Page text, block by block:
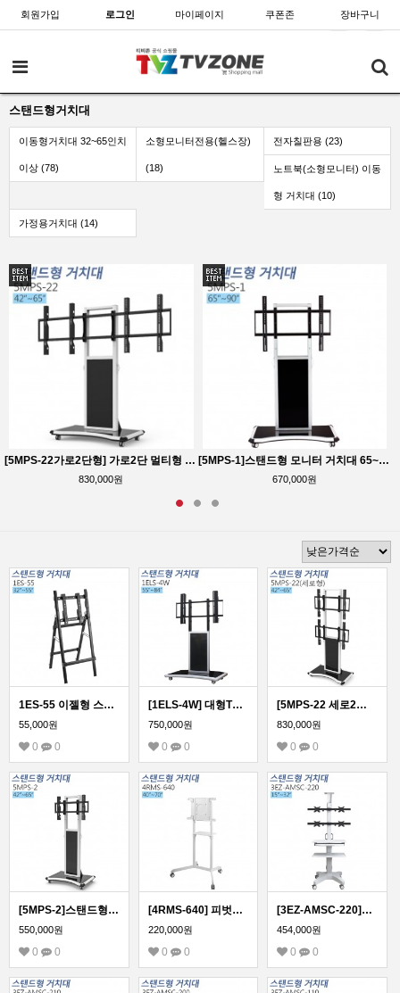
회원가입 로그인 마이페이지 쿠폰존 장바구니
스탠드형거치대
이동형거치대 32~65인치
이상 (78)
소형모니터전용(헬스장)
(18)
전자칠판용 (23)
노트북(소형모니터) 이동
형 거치대 (10)
가정용거치대 (14)
[5MPS-22가로2단형] 가로2단 멀티형 이동형 스탠드형 모니터 거치대 42~65인치
830,000원
[5MPS-1]스탠드형 모니터 거치대 65~90인치 모든 TV 모니터 호환
670,000원
1ES-55 이젤형 스탠드 모니터 거치대
55,000원
0 0
[1ELS-4W] 대형TV전자칠판 거치대 이동형 스탠드 거치대
750,000원
0 0
[5MPS-22 세로2단] 세로2단 듀얼형 이동형 스탠드형 모니터 거치대 42~65인치
830,000원
0 0
[5MPS-2]스탠드형 모니터 거치대 42~65인치 모든 TV 모니터 호환
550,000원
0 0
[4RMS-640] 피벗형 모니터 이동형 스탠드 거치대 40-70인치
220,000원
0 0
[3EZ-AMSC-220]멀티모니터 이동형 스탠드 거치대/워크스페이스 카트(모니터4대)
454,000원
0 0